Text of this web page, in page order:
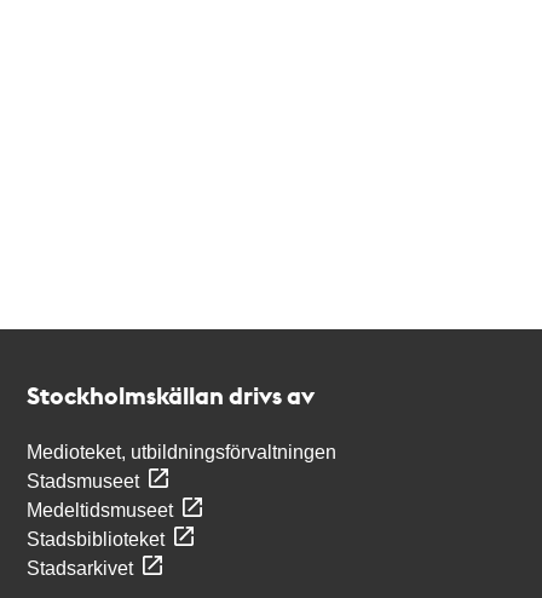
Stockholmskällan drivs av
Medioteket, utbildningsförvaltningen
Stadsmuseet
Medeltidsmuseet
Stadsbiblioteket
Stadsarkivet